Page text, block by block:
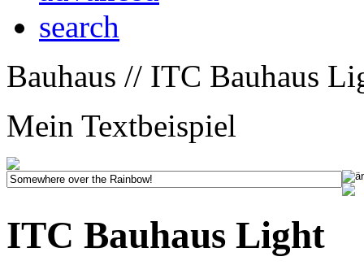
Bauhaus // ITC Bauhaus
Mein Textbeispiel
ITC Bauhaus Light